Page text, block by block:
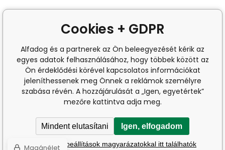
Cookies + GDPR
Alfadog és a partnerek az Ön beleegyezését kérik az
egyes adatok felhasználásához, hogy többek között az
Ön érdeklődési körével kapcsolatos információkat
jeleníthessenek meg Önnek a reklámok személyre
szabása révén. A hozzájárulását a „Igen, egyetértek”
mezőre kattintva adja meg.
Mindent elutasítani Igen, elfogadom
A részletes beállítások magyarázatokkal itt találhatók
Magánélet